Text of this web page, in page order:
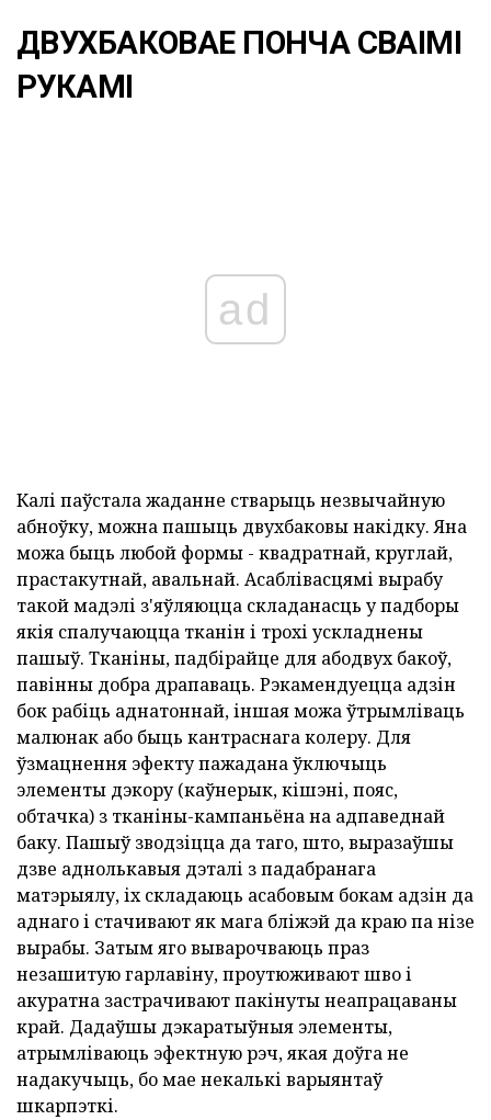
ДВУХБАКОВАЕ ПОНЧА СВАІМІ
РУКАМІ
ad
Калі паўстала жаданне стварыць незвычайную
абноўку, можна пашыць двухбаковы накідку. Яна
можа быць любой формы - квадратнай, круглай,
прастакутнай, авальнай. Асаблівасцямі вырабу
такой мадэлі з'яўляюцца складанасць у падборы
якія спалучаюцца тканін і трохі ускладнены
пашыў. Тканіны, падбірайце для абодвух бакоў,
павінны добра драпаваць. Рэкамендуецца адзін
бок рабіць аднатоннай, іншая можа ўтрымліваць
малюнак або быць кантраснага колеру. Для
ўзмацнення эфекту пажадана ўключыць
элементы дэкору (каўнерык, кішэні, пояс,
обтачка) з тканіны-кампаньёна на адпаведнай
баку. Пашыў зводзіцца да таго, што, выразаўшы
дзве аднолькавыя дэталі з падабранага
матэрыялу, іх складаюць асабовым бокам адзін да
аднаго і стачивают як мага бліжэй да краю па нізе
вырабы. Затым яго выварочваюць праз
незашитую гарлавіну, проутюживают шво і
акуратна застрачивают пакінуты неапрацаваны
край. Дадаўшы дэкаратыўныя элементы,
атрымліваюць эфектную рэч, якая доўга не
надакучыць, бо мае некалькі варыянтаў
шкарпэткі.